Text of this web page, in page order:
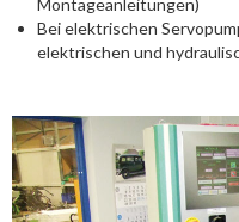
Bei elektrischen
elektrischen und